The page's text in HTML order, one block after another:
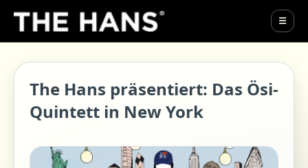
☰
The Hans präsentiert: Das Ösi-
Quintett in New York